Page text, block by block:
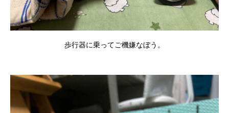
歩行器に乗ってご機嫌なぼう。